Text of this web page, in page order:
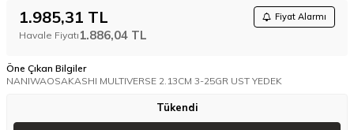
1.985,31 TL Fiyat Alarmı
Havale Fiyatı 1.886,04 TL
Öne Çıkan Bilgiler
NANIWAOSAKASHI MULTIVERSE 2.13CM 3-25GR UST YEDEK
Tükendi